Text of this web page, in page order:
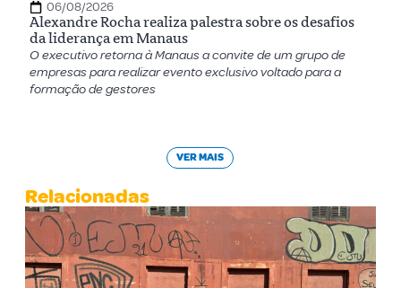
06/08/2026
Alexandre Rocha realiza palestra sobre os desafios
da liderança em Manaus
O executivo retorna à Manaus a convite de um grupo de
empresas para realizar evento exclusivo voltado para a
formação de gestores
VER MAIS
Relacionadas